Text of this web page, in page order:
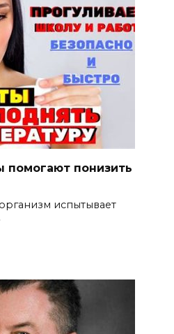
помогают понизить
испытывает